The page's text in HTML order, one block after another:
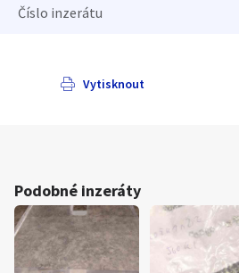
Číslo inzerátu
Vytisknout
Podobné inzeráty